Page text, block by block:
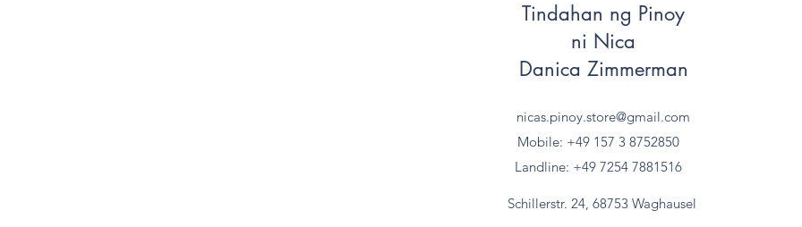
Tindahan ng Pinoy
ni Nica
Danica Zimmerman
nicas.pinoy.store@gmail.com
Mobile: +49 157 3 8752850
Landline: +49 7254 7881516
Schillerstr. 24, 68753 Waghausel